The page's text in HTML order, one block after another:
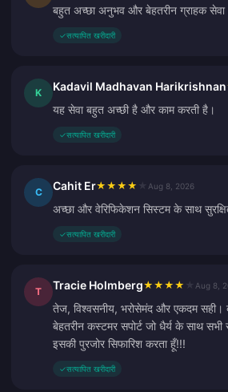
बहुत अच्छा अनुभव और बेहतरीन ग्राहक सेवा।
✓सत्यापित खरीदारी
K Kadavil Madhavan Harikrishnan
यह सेवा बहुत अच्छी है और काम करती है।
✓सत्यापित खरीदारी
C Cahit Er★ ★ ★ ★ Aug 8, 2026
अच्छा और वेरिफिकेशन सिस्टम के साथ
✓सत्यापित खरीदारी
T Tracie Holmberg★ ★ ★ ★ Aug 8,
तेज, विश्वसनीय, भरोसेमंद और एकदम सही।
बेहतरीन कस्टमर सपोर्ट जो धैर्य के साथ
इसकी पुरजोर सिफारिश करता हूँ!!!
✓सत्यापित खरीदारी